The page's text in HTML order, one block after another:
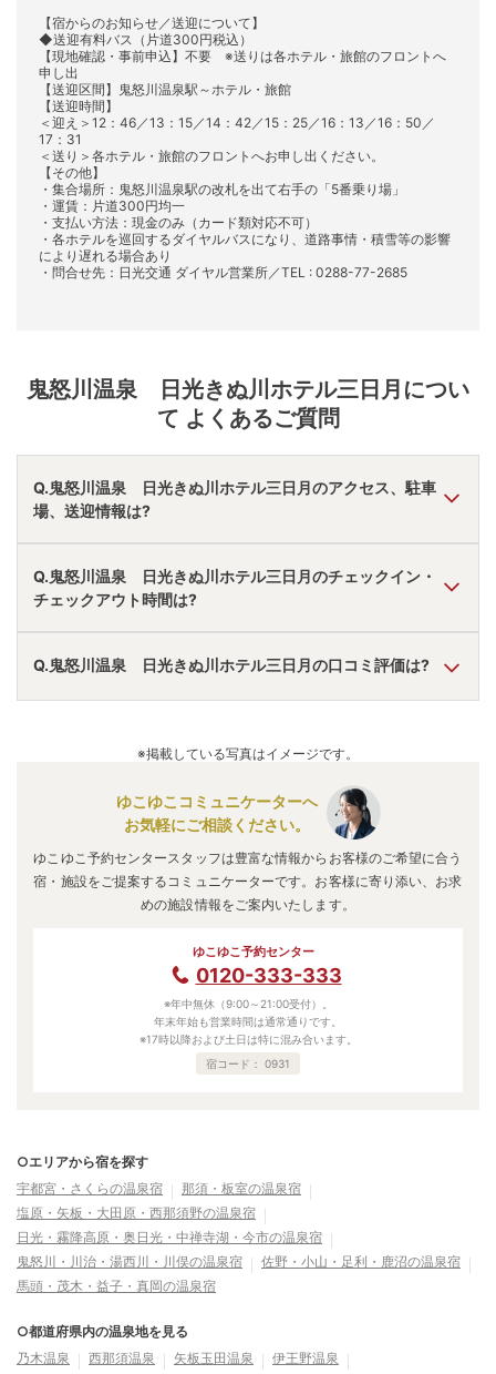
【宿からのお知らせ／送迎について】
◆送迎有料バス（片道300円税込）
【現地確認・事前申込】不要 ※送りは各ホテル・旅館のフロントへ
申し出
【送迎区間】鬼怒川温泉駅～ホテル・旅館
【送迎時間】
＜迎え＞12：46／13：15／14：42／15：25／16：13／16：50／
17：31
＜送り＞各ホテル・旅館のフロントへお申し出ください。
【その他】
・集合場所：鬼怒川温泉駅の改札を出て右手の「5番乗り場」
・運賃：片道300円均一
・支払い方法：現金のみ（カード類対応不可）
・各ホテルを巡回するダイヤルバスになり、道路事情・積雪等の影響
により遅れる場合あり
・問合せ先：日光交通 ダイヤル営業所／TEL : 0288-77-2685
鬼怒川温泉 日光きぬ川ホテル三日月 につい
て よくあるご質問
Q.鬼怒川温泉 日光きぬ川ホテル三日月のアクセス、駐車
場、送迎情報は?
A. 車で今市ＩＣより25分。
駐車場あり。
アクセス情報の詳細は
Q.鬼怒川温泉 日光きぬ川ホテル三日月のチェックイン・
チェックアウト時間は?
A. チェックインは 15:00~18:00 、チェックアウトは〜10:00
です。
※プランによって異なる場合があります。
Q.鬼怒川温泉 日光きぬ川ホテル三日月の口コミ評価は?
口コミ情報の詳細はこちら。
※掲載している写真はイメージです。
ゆこゆこコミュニケーターへ
お気軽にご相談ください。
ゆこゆこ予約センタースタッフは豊富な情報からお客様のご希望に合う
宿・施設をご提案するコミュニケーターです。お客様に寄り添い、お求
めの施設情報をご案内いたします。
ゆこゆこ予約センター
0120-333-333
※年中無休（9:00～21:00受付）。
年末年始も営業時間は通常通りです。
※17時以降および土日は特に混み合います。
宿コード： 0931
○エリアから宿を探す
宇都宮・さくらの温泉宿
那須・板室の温泉宿
塩原・矢板・大田原・西那須野の温泉宿
日光・霧降高原・奥日光・中禅寺湖・今市の温泉宿
鬼怒川・川治・湯西川・川俣の温泉宿
佐野・小山・足利・鹿沼の温泉宿
馬頭・茂木・益子・真岡の温泉宿
○都道府県内の温泉地を見る
乃木温泉
西那須温泉 矢板玉田温泉 伊王野温泉